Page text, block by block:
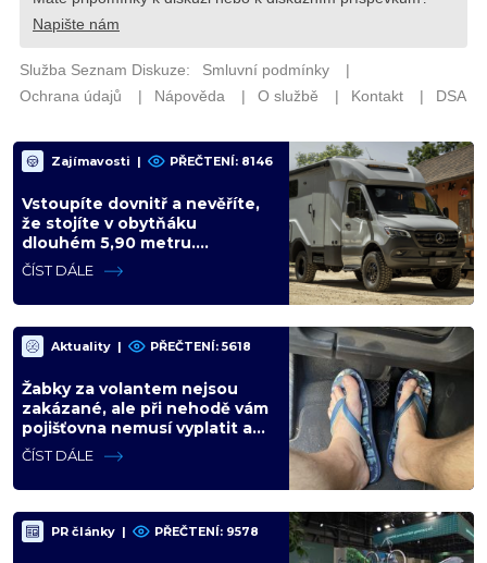
Zajímavosti | PŘEČTENÍ: 8146
Vstoupíte dovnitř a nevěříte,
že stojíte v obytňáku
dlouhém 5,90 metru.
Rossmönster Loft mění
představy o kempování
ČÍST DÁLE
Aktuality | PŘEČTENÍ: 5618
Žabky za volantem nejsou
zakázané, ale při nehodě vám
pojišťovna nemusí vyplatit ani
korunu. Vysvětlíme proč
ČÍST DÁLE
PR články | PŘEČTENÍ: 9578